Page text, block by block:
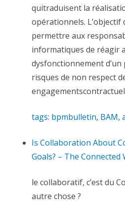
quitraduisent la
opérationnels. L’objectif
permettre aux
informatiques de réagir
dysfonctionnement d’un
risques de non respect
tags: bpmbulletin, BAM,
Is Collaboration About
Goals? – The Connected
le collaboratif, c’est du
autre chose ?